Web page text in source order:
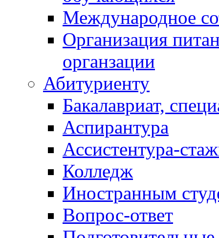
Международное
Организация
органзации
Абитуриенту
Бакалавриат,
Аспирантура
Ассистентура-
Колледж
Иностранным
Вопрос-ответ